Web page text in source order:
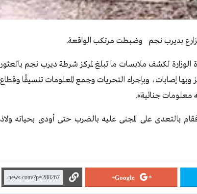
بديرب نجم وضبطت مرتكب الواقعة.
الوزارة لكشف ملابسات ما تبلغ لمركز شرطة ديرب نجم بالعثور
وبها إصابات، وبإجراء التحريات وجمع المعلومات تنسيقًا وقطاع
معلومات جنائية».
بالتعدى على المجنى عليه بالضرب حتى أودى بحياته ولاذ
Google+